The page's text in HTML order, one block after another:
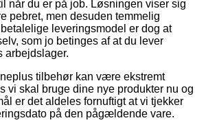
når du er på job. Løsningen viser sig
pebret, men desuden temmelig
leveringsmodel er dog at
som jo betinges af at du lever
arbejdslager.
tilbehør kan være ekstremt
vi skal bruge dine nye produkter nu og
er det aldeles fornuftigt at vi tjekker
på den pågældende vare.